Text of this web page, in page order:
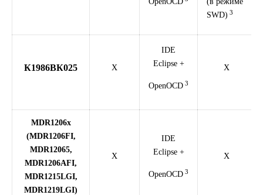
SWD) 3
К1986ВК025 X
IDE
Eclipse +
OpenOCD 3
X
MDR1206x
(MDR1206FI,
MDR12065,
MDR1206AFI,
MDR1215LGI,
MDR1219LGI)
X
IDE
Eclipse +
OpenOCD 3
X